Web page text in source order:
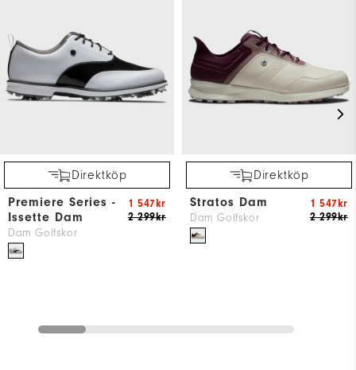
Direktköp
Premiere Series -
Issette Dam
Dam Golfskor
2 299kr
1 547kr
Direktköp
Stratos Dam
Dam Golfskor 2 299kr
1 547kr